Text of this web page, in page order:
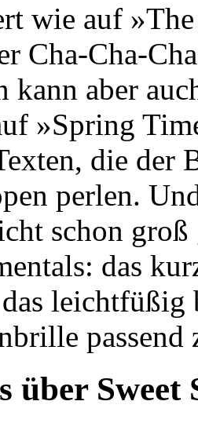
wie auf
Cha-Cha-
kann aber
»Spring
die
perlen.
schon
das
über Sweet